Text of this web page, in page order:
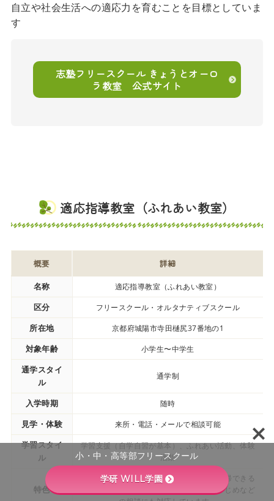
自立や社会生活への適応力を育むことを目標としていま
す
志塾フリースクール きょうとオーロ
ラ教室 公式サイト
適応指導教室（ふれあい教室）
概要 詳細
名称 適応指導教室（ふれあい教室）
区分 フリースクール・オルタナティブスクール
所在地 京都府城陽市寺田樋尻37番地の1
対象年齢 小学生〜中学生
通学スタイ
ル
通学制
入学時期 随時
見学・体験 来所・電話・メールで相談可能
学習スタイ
ル
学習支援（自学自習が基本）、ふれあい活動、体験
活動
特色
学校に行けなくなった児童生徒が、学校復帰できる
よう支援します。不登校や登校しぶり、いじめなど
小・中・高等部フリースクール
学研 WILL学園